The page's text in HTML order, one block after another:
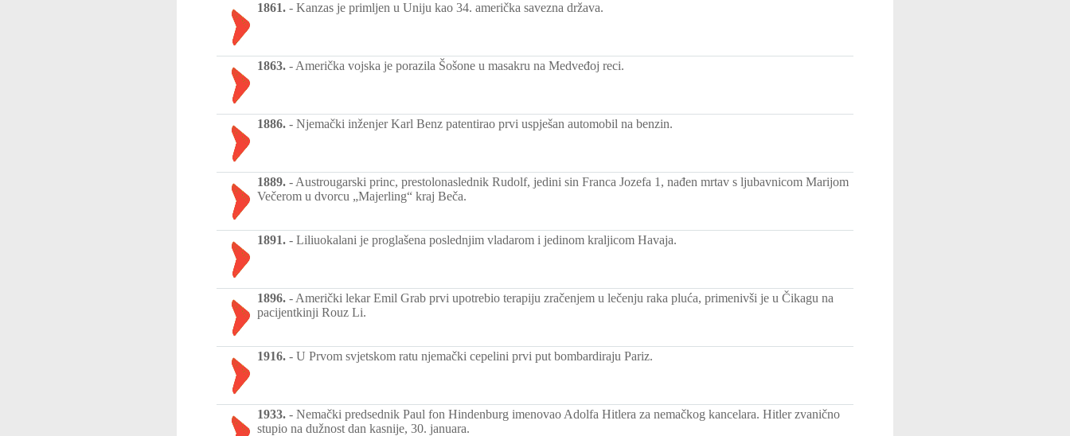
1861. - Kanzas je primljen u Uniju kao 34. američka savezna država.
1863. - Američka vojska je porazila Šošone u masakru na Medveđoj reci.
1886. - Njemački inženjer Karl Benz patentirao prvi uspješan automobil na benzin.
1889. - Austrougarski princ, prestolonaslednik Rudolf, jedini sin Franca Jozefa 1, nađen mrtav s ljubavnicom Marijom
Večerom u dvorcu „Majerling“ kraj Beča.
1891. - Liliuokalani je proglašena poslednjim vladarom i jedinom kraljicom Havaja.
1896. - Američki lekar Emil Grab prvi upotrebio terapiju zračenjem u lečenju raka pluća, primenivši je u Čikagu na
pacijentkinji Rouz Li.
1916. - U Prvom svjetskom ratu njemački cepelini prvi put bombardiraju Pariz.
1933. - Nemački predsednik Paul fon Hindenburg imenovao Adolfa Hitlera za nemačkog kancelara. Hitler zvanično
stupio na dužnost dan kasnije, 30. januara.